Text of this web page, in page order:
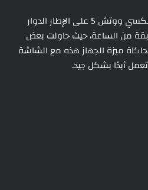
بحسب التسريب، لن تحتوي جالكسي ووتش 5 على الإطار الدوار
من الساعة، حيث حاولت بعض
ميزة الجهاز هذه مع الشاشة
أبدًا بشكل جيد.